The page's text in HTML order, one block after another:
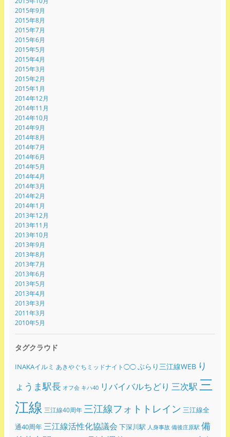
2015年9月
2015年8月
2015年7月
2015年6月
2015年5月
2015年4月
2015年3月
2015年2月
2015年1月
2014年12月
2014年11月
2014年10月
2014年9月
2014年8月
2014年7月
2014年6月
2014年5月
2014年4月
2014年3月
2014年2月
2014年1月
2013年12月
2013年11月
2013年10月
2013年9月
2013年8月
2013年7月
2013年6月
2013年5月
2013年4月
2013年3月
2011年3月
2010年5月
タグクラウド
INAKAイルミ あきやぐちミッドナイト◯◯ ぶらり三江線WEB り
ょうま駅長 オフ会 キハ40 リバイバルちどり 三次駅三
江線 三江線40周年 三江線フォトトレイン 三江線全
通40周年三江線活性化協議会 下深川駅 人身事故 備後庄原駅 備